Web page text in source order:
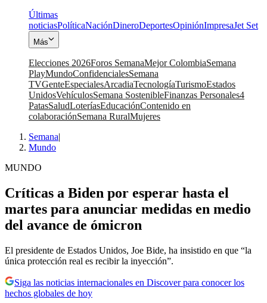
Últimas
noticiasPolíticaNaciónDineroDeportesOpiniónImpresaJet Set
Más
Elecciones 2026Foros SemanaMejor ColombiaSemana
PlayMundoConfidencialesSemana
TVGenteEspecialesArcadiaTecnologíaTurismoEstados
UnidosVehículosSemana SostenibleFinanzas Personales4
PatasSaludLoteríasEducaciónContenido en
colaboraciónSemana RuralMujeres
Semana|
Mundo
MUNDO
Críticas a Biden por esperar hasta el
martes para anunciar medidas en medio
del avance de ómicron
El presidente de Estados Unidos, Joe Bide, ha insistido en que “la
única protección real es recibir la inyección”.
Siga las noticias internacionales en Discover para conocer los
hechos globales de hoy